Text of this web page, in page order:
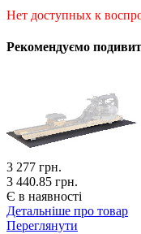
Нет доступных к
Рекомендуємо
3 277 грн.
3 440.85 грн.
Є в наявності
Детальніше про товар
Переглянути